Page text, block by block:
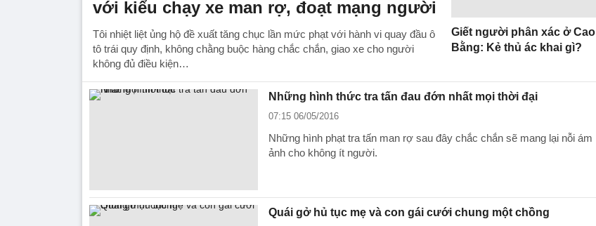
với kiểu chạy xe man rợ, đoạt mạng người
Tôi nhiệt liệt ủng hộ đề xuất tăng chục lần mức phạt với hành vi quay đầu ô
tô trái quy định, không chằng buộc hàng chắc chắn, giao xe cho người
không đủ điều kiện…
Giết người phân xác ở Cao
Bằng: Kẻ thủ ác khai gì?
Những hình thức tra tấn đau đớn nhất mọi thời đại
07:15 06/05/2016
Những hình phạt tra tấn man rợ sau đây chắc chắn sẽ mang lại nỗi ám
ảnh cho không ít người.
Quái gở hủ tục mẹ và con gái cưới chung một chồng